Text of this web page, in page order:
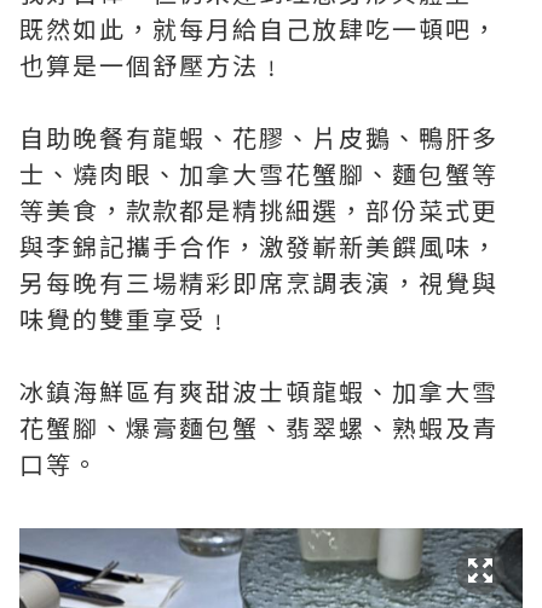
既然如此，就每月給自己放肆吃一頓吧，
也算是一個舒壓方法﹗
自助晚餐有龍蝦、花膠、片皮鵝、鴨肝多
士、燒肉眼、加拿大雪花蟹腳、麵包蟹等
等美食，款款都是精挑細選，部份菜式更
與李錦記攜手合作，激發嶄新美饌風味，
另每晚有三場精彩即席烹調表演，視覺與
味覺的雙重享受﹗
冰鎮海鮮區有爽甜波士頓龍蝦、加拿大雪
花蟹腳、爆膏麵包蟹、翡翠螺、熟蝦及青
口等。